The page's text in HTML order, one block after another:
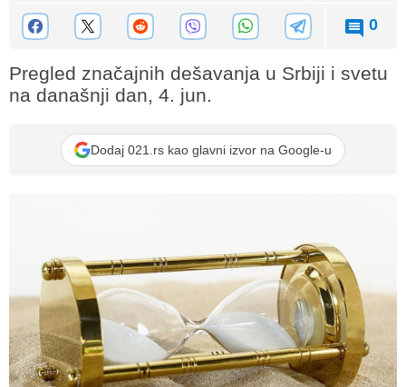
0
Pregled značajnih dešavanja u Srbiji i svetu
na današnji dan, 4. jun.
Dodaj 021.rs kao glavni izvor na Google-u